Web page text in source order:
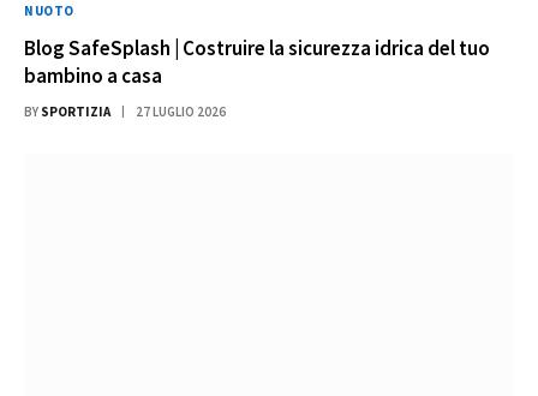
NUOTO
Blog SafeSplash | Costruire la sicurezza idrica del tuo
bambino a casa
BY SPORTIZIA 27 LUGLIO 2026